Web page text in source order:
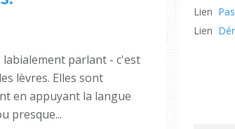
labialement parlant - c'est
lèvres. Elles sont
en appuyant la langue
presque...
Lien
Lien